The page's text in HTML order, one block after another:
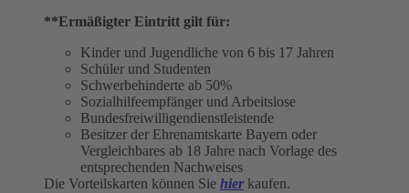
**Ermäßigter Eintritt gilt für:
Kinder und Jugendliche von 6 bis 17 Jahren
Schüler und Studenten
Schwerbehinderte ab 50%
Sozialhilfeempfänger und Arbeitslose
Bundesfreiwilligendienstleistende
Besitzer der Ehrenamtskarte Bayern oder
Vergleichbares ab 18 Jahre nach Vorlage des
entsprechenden Nachweises
Die Vorteilskarten können Sie hier kaufen.